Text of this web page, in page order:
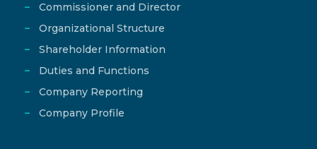
Commissioner and Director
Organizational Structure
Shareholder Information
Duties and Functions
Company Reporting
Company Profile